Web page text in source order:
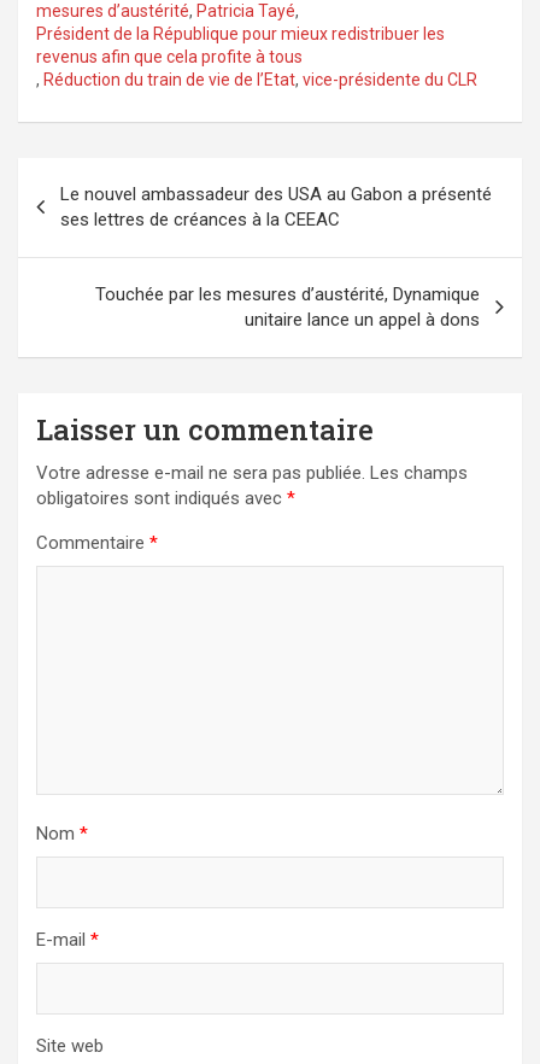
mesures d’austérité, Patricia Tayé,
Président de la République pour mieux redistribuer les
revenus afin que cela profite à tous
, Réduction du train de vie de l’Etat, vice-présidente du CLR
de
l’article
Le nouvel ambassadeur des USA au Gabon a présenté
ses lettres de créances à la CEEAC
Touchée par les mesures d’austérité, Dynamique
unitaire lance un appel à dons
Laisser un commentaire
Votre adresse e-mail ne sera pas publiée. Les champs
obligatoires sont indiqués avec *
Commentaire *
Nom *
E-mail *
Site web